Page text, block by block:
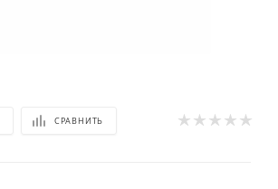
СРАВНИТЬ